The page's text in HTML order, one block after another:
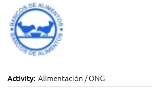
Activity: Alimentación / ONG